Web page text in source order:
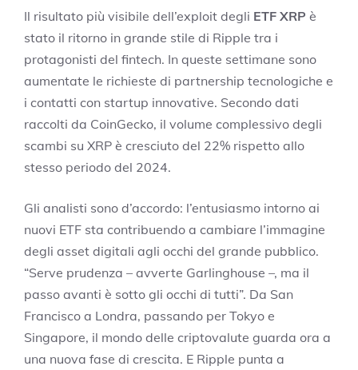
Il risultato più visibile dell’exploit degli ETF XRP è
stato il ritorno in grande stile di Ripple tra i
protagonisti del fintech. In queste settimane sono
aumentate le richieste di partnership tecnologiche e
i contatti con startup innovative. Secondo dati
raccolti da CoinGecko, il volume complessivo degli
scambi su XRP è cresciuto del 22% rispetto allo
stesso periodo del 2024.
Gli analisti sono d’accordo: l’entusiasmo intorno ai
nuovi ETF sta contribuendo a cambiare l’immagine
degli asset digitali agli occhi del grande pubblico.
“Serve prudenza – avverte Garlinghouse –, ma il
passo avanti è sotto gli occhi di tutti”. Da San
Francisco a Londra, passando per Tokyo e
Singapore, il mondo delle criptovalute guarda ora a
una nuova fase di crescita. E Ripple punta a